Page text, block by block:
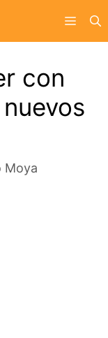
Menú
con
Moya